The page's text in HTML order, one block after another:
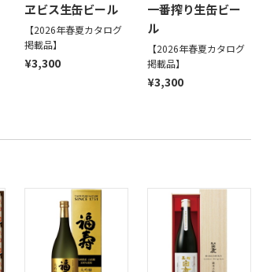
ヱビス生缶ビール
【2026年春夏カタログ
掲載品】
¥3,300
一番搾り生缶ビー
ル
【2026年春夏カタログ
掲載品】
¥3,300